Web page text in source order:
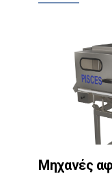
Μηχανές